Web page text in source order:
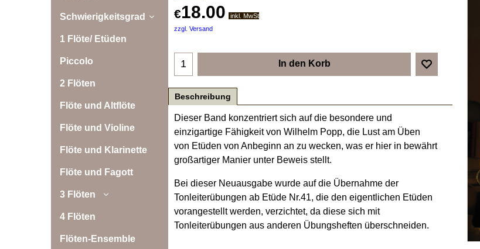
Schwierigkeitsgrad
1 Flöte/ Etüden
Piccolo
2 Flöten
Flöte und Altflöte
Flöte und Violine
Flöte und Klarinette
Flöte und Fagott
3 Flöten
4 Flöten
Flöten-Ensemble
€18.00
inkl. MwSt
zzgl. Versand
In den Korb
Beschreibung
Dieser Band konzentriert sich auf die besondere und
einzigartige Fähigkeit von Wilhelm Popp, die Lust am Üben
von Etüden von Anbeginn an zu wecken, was er hier in bewährt
großartiger Manier unter Beweis stellt.
Bei dieser Neuausgabe wurde auf die Übernahme der
Tonleiterübungen ab Etüde Nr.41, die den eigentlichen Etüden
vorangestellt werden, verzichtet, da diese sich mit
Tonleiterübungen aus anderen Übungsheften überschneiden.